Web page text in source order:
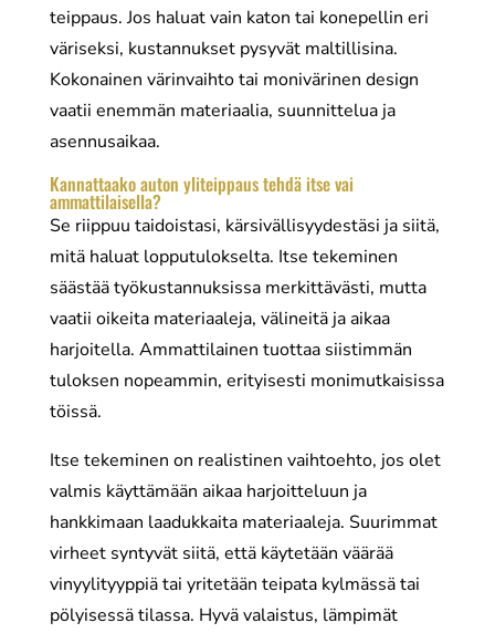
teippaus. Jos haluat vain katon tai konepellin eri
väriseksi, kustannukset pysyvät maltillisina.
Kokonainen värinvaihto tai monivärinen design
vaatii enemmän materiaalia, suunnittelua ja
asennusaikaa.
Kannattaako auton yliteippaus tehdä itse vai
ammattilaisella?
Se riippuu taidoistasi, kärsivällisyydestäsi ja siitä,
mitä haluat lopputulokselta. Itse tekeminen
säästää työkustannuksissa merkittävästi, mutta
vaatii oikeita materiaaleja, välineitä ja aikaa
harjoitella. Ammattilainen tuottaa siistimmän
tuloksen nopeammin, erityisesti monimutkaisissa
töissä.
Itse tekeminen on realistinen vaihtoehto, jos olet
valmis käyttämään aikaa harjoitteluun ja
hankkimaan laadukkaita materiaaleja. Suurimmat
virheet syntyvät siitä, että käytetään väärää
vinyylityyppiä tai yritetään teipata kylmässä tai
pölyisessä tilassa. Hyvä valaistus, lämpimät